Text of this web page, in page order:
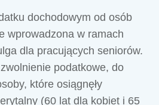
dochodowym od osób
wprowadzona w ramach
dla pracujących seniorów.
podatkowe, do
które osiągnęły
(60 lat dla kobiet i 65